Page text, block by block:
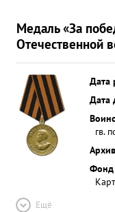
Медаль «За
Отечественной
Дата
Дата
гв.
Архив
Фонд
Ещё